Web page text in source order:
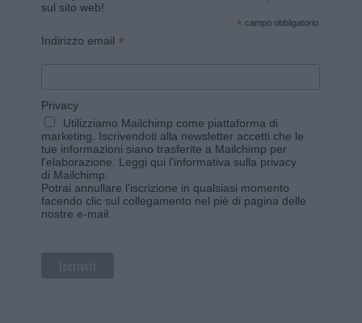
sul sito web!
* campo obbligatorio
Indirizzo email *
Privacy
Utilizziamo Mailchimp come piattaforma di
marketing. Iscrivendoti alla newsletter accetti che le
tue informazioni siano trasferite a Mailchimp per
l'elaborazione. Leggi qui l'informativa sulla privacy
di Mailchimp
Potrai annullare l'iscrizione in qualsiasi momento
facendo clic sul collegamento nel piè di pagina delle
nostre e-mail.